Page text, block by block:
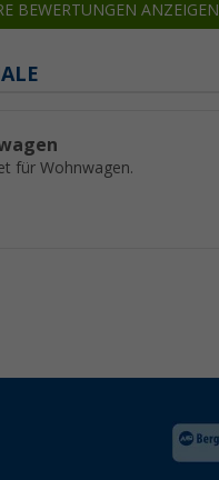
BEWERTUNGEN ANZEIGEN
für Wohnwagen.